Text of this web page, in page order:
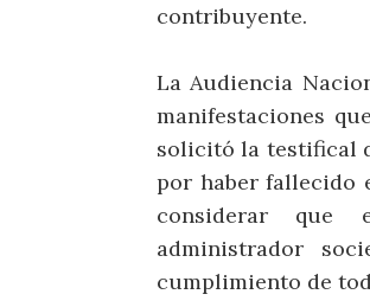
contribuyente.
La Audiencia
manifestaciones
solicitó la testifical
por haber fallecido
considerar que
administrador
cumplimiento de